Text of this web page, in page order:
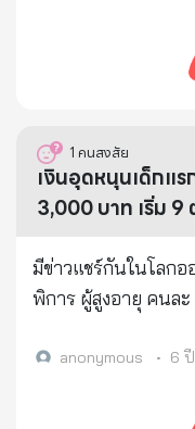
1 คนสงสัย
เงินอุดหนุนเด็กแ
3,000 บาท เริ่ม 9
มีข่าวแชร์กันในโลกอ
พิการ ผู้สูงอายุ คนล
anonymous • 6